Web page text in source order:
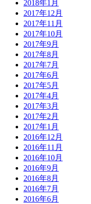
2018年1月
2017年12月
2017年11月
2017年10月
2017年9月
2017年8月
2017年7月
2017年6月
2017年5月
2017年4月
2017年3月
2017年2月
2017年1月
2016年12月
2016年11月
2016年10月
2016年9月
2016年8月
2016年7月
2016年6月